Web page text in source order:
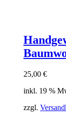
25,00 €
inkl. 19 %
zzgl.